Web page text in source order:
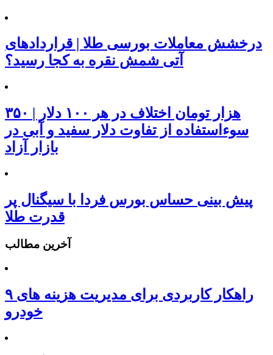
درخشش معاملات بورسی طلا | قراردادهای
آتی شمش نقره به کجا رسید؟
۳۵۰ هزار تومان اختلاف در هر ۱۰۰ دلار |
سوءاستفاده از تفاوت دلار سفید و آبی در
بازار آزاد
پیش بینی حساس بورس فردا با سیگنال پر
قدرت طلا
آخرین مطالب
۹ راهکار کاربردی برای مدیریت هزینه های
خودرو